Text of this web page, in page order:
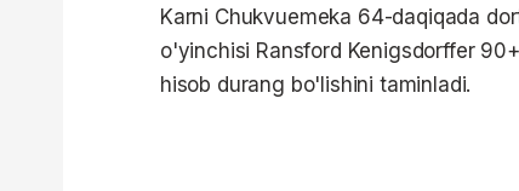
Karni Chukvuemeka 64-daqiqada
o'yinchisi Ransford Kenigsdorffer
hisob durang bo'lishini taminladi.